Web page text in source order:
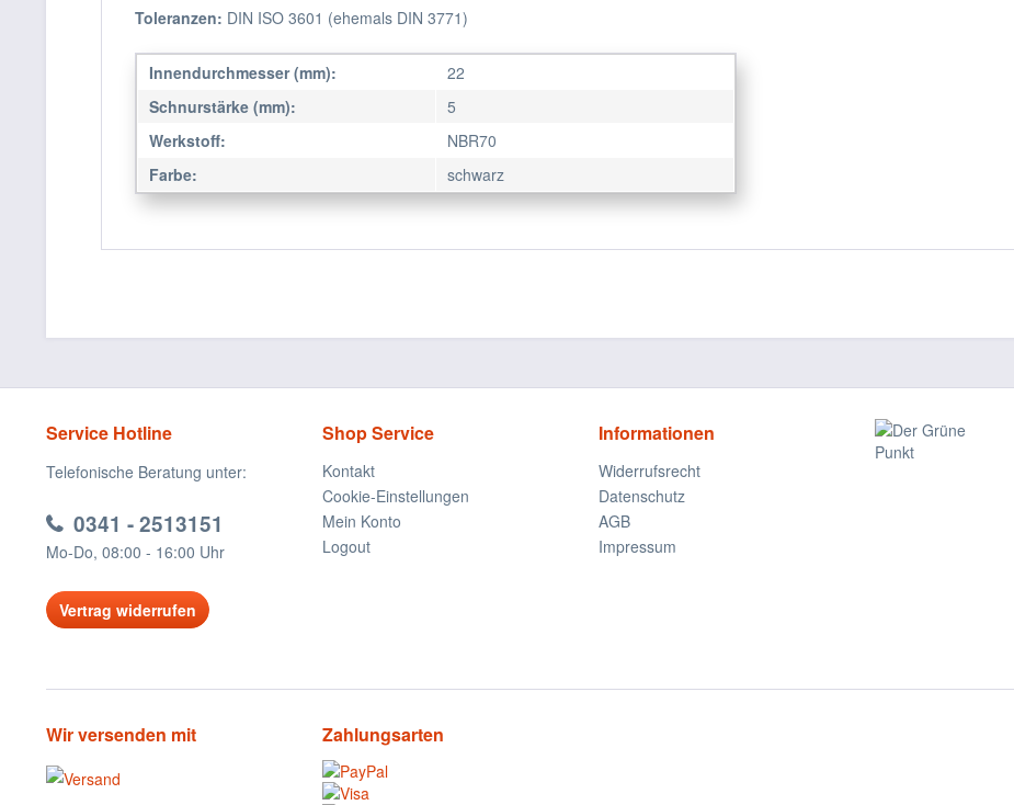
Toleranzen: DIN ISO 3601 (ehemals DIN 3771)
Innendurchmesser (mm):
22
Schnurstärke (mm):
5
Werkstoff:
NBR70
Farbe:
schwarz
Service Hotline
Telefonische Beratung unter:
0341 - 2513151
Mo-Do, 08:00 - 16:00 Uhr
Vertrag widerrufen
Shop Service
Kontakt
Cookie-Einstellungen
Mein Konto
Logout
Informationen
Widerrufsrecht
Datenschutz
AGB
Impressum
Wir versenden mit Zahlungsarten